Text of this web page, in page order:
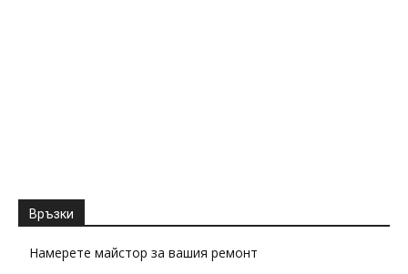
Връзки
Намерете майстор за вашия ремонт